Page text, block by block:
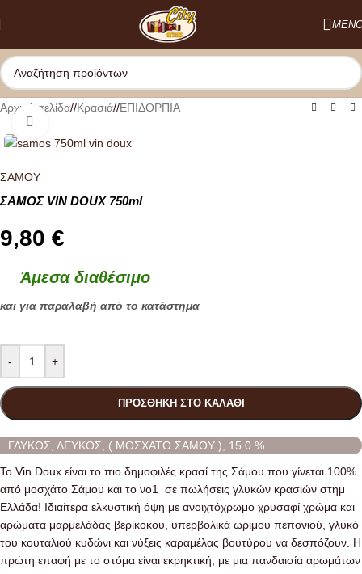
Αρχική σελίδα/ Κρασιά/ ΕΠΙΔΟΡΠΙΑ
ΣΑΜΟΥ
ΣΑΜΟΣ VIN DOUX 750ml
9,80 €
Άμεσα διαθέσιμο
και για παραλαβή από το κατάστημα
- +
ΠΡΟΣΘΉΚΗ ΣΤΟ ΚΑΛΆΘΙ
ΓΛΥΚΟΣ, ΛΕΥΚΟΣ, ( ΜΟΣΧΑΤΟ ΣΑΜΟΥ ), 15.0 %
Το Vin Doux είναι το πιο δημοφιλές κρασί της Σάμου που γίνεται 100%
από μοσχάτο Σάμου και το νο1 σε πωλήσεις γλυκών κρασιών στημ
Ελλάδα! Ιδιαίτερα ελκυστική όψη με ανοιχτόχρωμο χρυσαφί χρώμα και
αρώματα μαρμελάδας βερίκοκου, υπερβολικά ώριμου πεπονιού, γλυκό
του κουταλιού κυδώνι και νύξεις καραμέλας βουτύρου να δεσπόζουν. Η
πρώτη επαφή με το στόμα είναι εκρηκτική, με μια πανδαισία αρωμάτων